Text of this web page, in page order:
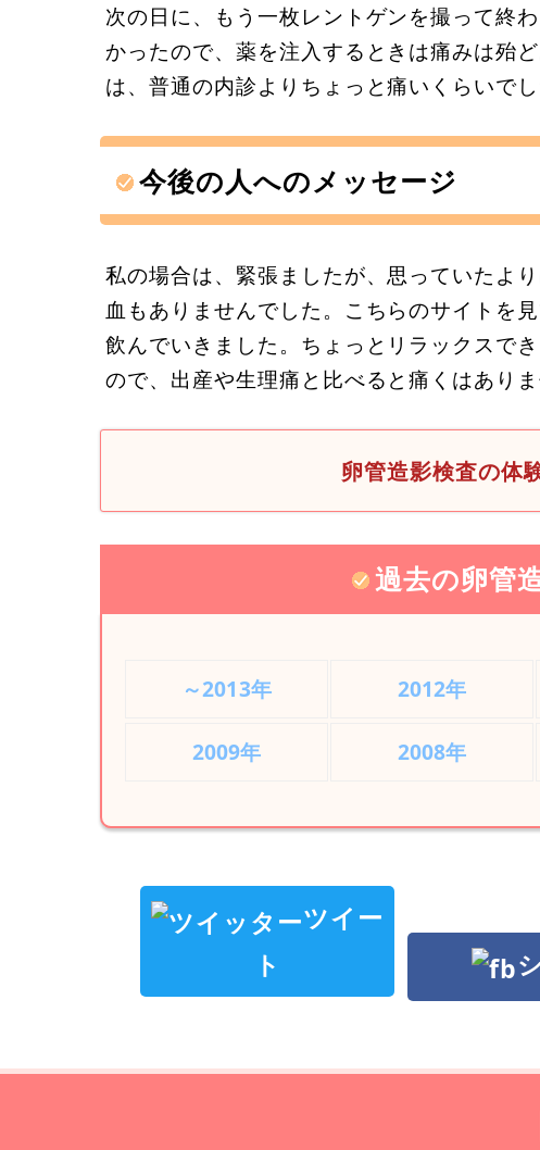
次の日に、もう一枚レントゲンを撮って終
かったので、薬を注入するときは痛みは殆
は、普通の内診よりちょっと痛いくらいでし
今後の人へのメッセージ
私の場合は、緊張ましたが、思っていたよ
血もありませんでした。こちらのサイトを
飲んでいきました。ちょっとリラックスで
ので、出産や生理痛と比べると痛くはありま
卵管造影検査の体
過去の卵管
～2013年 2012年
2009年 2008年